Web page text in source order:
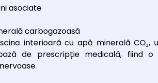
asociate
carbogazoasă
interioară cu apă minerală
de prescripție medicală, fiind